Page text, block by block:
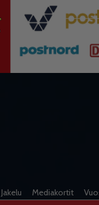
Jakelu Mediakortit